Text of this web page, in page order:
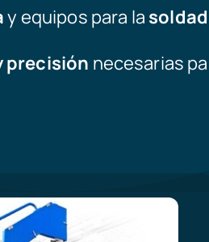
y equipos para la
precisión necesarias